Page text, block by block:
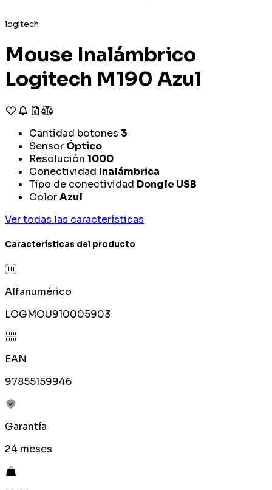
logitech
Mouse Inalámbrico
Logitech M190 Azul
Cantidad botones 3
Sensor Óptico
Resolución 1000
Conectividad Inalámbrica
Tipo de conectividad Dongle USB
ColorAzul
Ver todas las características
Características del producto
Alfanumérico
LOGMOU910005903
EAN
97855159946
Garantía
24 meses